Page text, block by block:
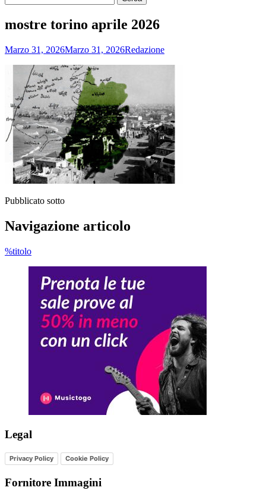
mostre torino aprile 2026
Marzo 31, 2026Marzo 31, 2026Redazione
Pubblicato sotto
Navigazione articolo
%titolo
Legal
Privacy Policy Cookie Policy
Fornitore Immagini